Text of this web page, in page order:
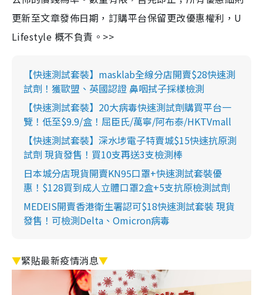
更新至文章發佈日期，訂購平台保留更改優惠權利，U
Lifestyle 概不負責。>>
【快速測試套裝】masklab全線分店開賣$28快速測
試劑！獲歐盟、英國認證 鼻咽拭子採樣檢測
【快速測試套裝】20大病毒快速測試劑購買平台一
覽！低至$9.9/盒！屈臣氏/萬寧/阿布泰/HKTVmall
【快速測試套裝】深水埗電子特賣城$15快速抗原測
試劑 現貨發售！買10支再送3支檢測棒
日本城分店現貨開賣KN95口罩+快速測試套裝優
惠！$128買到成人立體口罩2盒+5支抗原檢測試劑
MEDEIS開賣香港衛生署認可$18快速測試套裝 現貨
發售！可檢測Delta、Omicron病毒
▼緊貼最新疫情消息▼